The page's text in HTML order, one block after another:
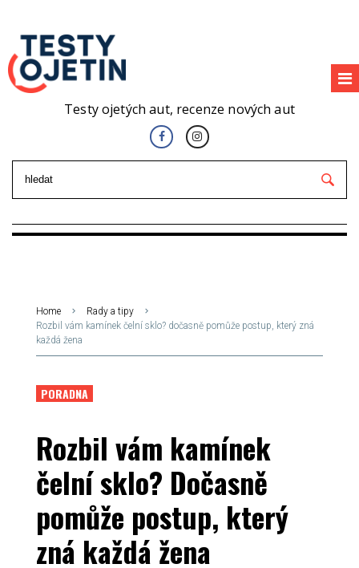
Testy ojetých aut, recenze nových aut
Home
Rady a tipy
Rozbil vám kamínek čelní sklo? dočasně pomůže postup, který zná
každá žena
PORADNA
Rozbil vám kamínek
čelní sklo? Dočasně
pomůže postup, který
zná každá žena